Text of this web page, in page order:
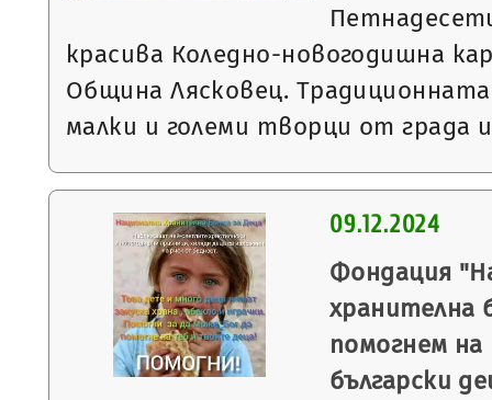
красива Коледно-новогодишна
Община Лясковец.
малки и големи творци от града
09.12.2024
Фондация
хранителна
помогнем
български